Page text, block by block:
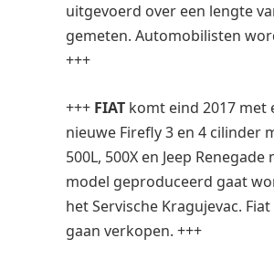
uitgevoerd over een lengte
gemeten. Automobilisten
+++
+++ FIAT komt eind 2017 met
nieuwe Firefly 3 en 4 cilinder
500L, 500X en Jeep
model geproduceerd gaat
het Servische Kragujevac.
gaan verkopen. +++